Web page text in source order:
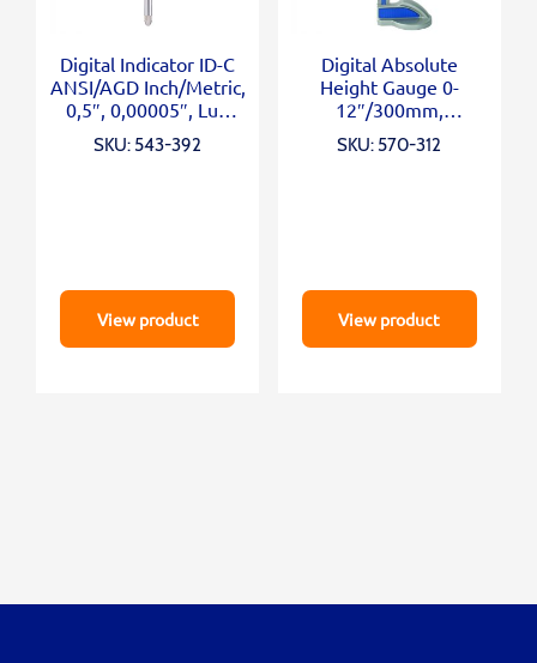
Digital Indicator ID-C
ANSI/AGD Inch/Metric,
0,5″, 0,00005″, Lug
Back
SKU: 543-392
View product
Digital Absolute
Height Gauge 0-
12″/300mm,
Inch/Metric
SKU: 570-312
View product